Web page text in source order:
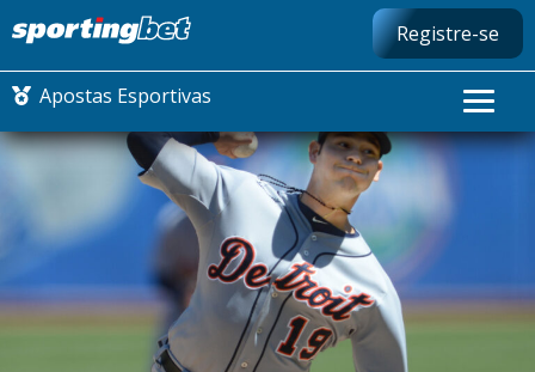
Registre-se
Apostas Esportivas
CONMEBOL LIBERTADORES
FUTEBOL NACIONAL
FUTEBOL INTERNACIONAL